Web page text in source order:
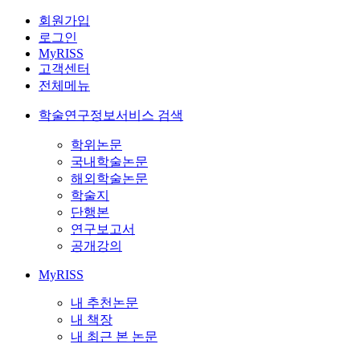
회원가입
로그인
MyRISS
고객센터
전체메뉴
학술연구정보서비스 검색
학위논문
국내학술논문
해외학술논문
학술지
단행본
연구보고서
공개강의
MyRISS
내 추천논문
내 책장
내 최근 본 논문